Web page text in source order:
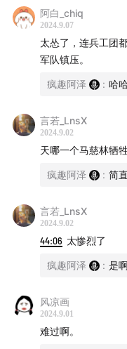
致命女人：女孩毒杀了
反转！狗血的韩国财阀
精神操控：电击狂魔
山西！活人喂熊大惨案
听友点菜：刑讯逼供
浙江！高智商诈骗奇案
震惊！野狗吃了小婴儿
本期音乐
片尾曲：A Horse
阿白_chiq
2024.9.07
太怂了，连兵工团
军队镇压。
疯趣阿泽 : 哈
言若_LnsX
2024.9.02
天哪一个马慈林牺
疯趣阿泽 : 简
言若_LnsX
2024.9.02
44:06 太惨烈了
疯趣阿泽 : 是
风凉画
2024.9.01
难过啊。